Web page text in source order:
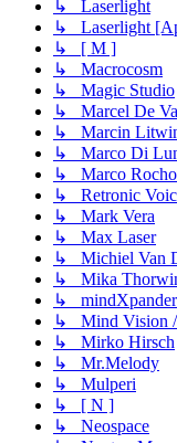
↳ Laserlight
↳ Laserlight
↳ [ M ]
↳ Macrocosm
↳ Magic Studio
↳ Marcel De
↳ Marcin
↳ Marco Di
↳ Marco
↳ Retronic
↳ Mark Vera
↳ Max Laser
↳ Michiel Van
↳ Mika
↳ mindXpander
↳ Mind Vision /
↳ Mirko Hirsch
↳ Mr.Melody
↳ Mulperi
↳ [ N ]
↳ Neospace